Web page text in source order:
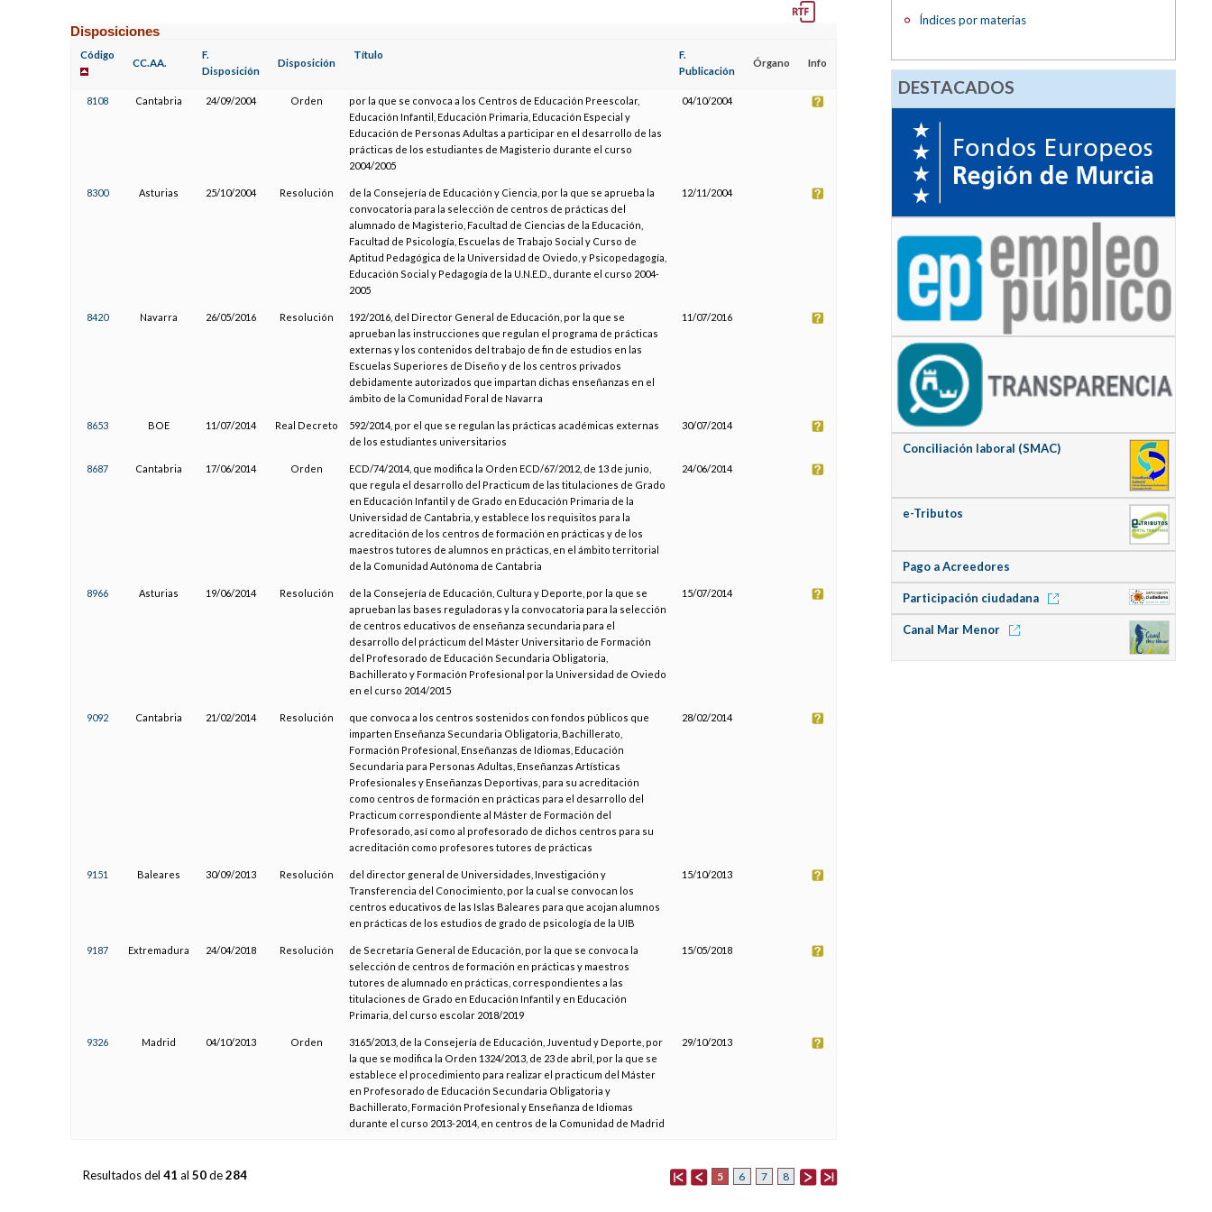
Disposiciones
Código
CC.AA.
F.
Disposición
Disposición
Título
F.
Publicación
Órgano Info
8108 Cantabria 24/09/2004 Orden
por la que se convoca a los Centros de Educación Preescolar,
Educación Infantil, Educación Primaria, Educación Especial y
Educación de Personas Adultas a participar en el desarrollo de las
prácticas de los estudiantes de Magisterio durante el curso
2004/2005
04/10/2004
8300 Asturias 25/10/2004 Resolución
de la Consejería de Educación y Ciencia, por la que se aprueba la
convocatoria para la selección de centros de prácticas del
alumnado de Magisterio, Facultad de Ciencias de la Educación,
Facultad de Psicología, Escuelas de Trabajo Social y Curso de
Aptitud Pedagógica de la Universidad de Oviedo, y Psicopedagogía,
Educación Social y Pedagogía de la U.N.E.D., durante el curso 2004-
2005
12/11/2004
8420 Navarra 26/05/2016 Resolución
192/2016, del Director General de Educación, por la que se
aprueban las instrucciones que regulan el programa de prácticas
externas y los contenidos del trabajo de fin de estudios en las
Escuelas Superiores de Diseño y de los centros privados
debidamente autorizados que impartan dichas enseñanzas en el
ámbito de la Comunidad Foral de Navarra
11/07/2016
8653 BOE 11/07/2014 Real Decreto
592/2014, por el que se regulan las prácticas académicas externas
de los estudiantes universitarios
30/07/2014
8687 Cantabria 17/06/2014 Orden
ECD/74/2014, que modifica la Orden ECD/67/2012, de 13 de junio,
que regula el desarrollo del Practicum de las titulaciones de Grado
en Educación Infantil y de Grado en Educación Primaria de la
Universidad de Cantabria, y establece los requisitos para la
acreditación de los centros de formación en prácticas y de los
maestros tutores de alumnos en prácticas, en el ámbito territorial
de la Comunidad Autónoma de Cantabria
24/06/2014
8966 Asturias 19/06/2014 Resolución
de la Consejería de Educación, Cultura y Deporte, por la que se
aprueban las bases reguladoras y la convocatoria para la selección
de centros educativos de enseñanza secundaria para el
desarrollo del prácticum del Máster Universitario de Formación
del Profesorado de Educación Secundaria Obligatoria,
Bachillerato y Formación Profesional por la Universidad de Oviedo
en el curso 2014/2015
15/07/2014
9092 Cantabria 21/02/2014 Resolución
que convoca a los centros sostenidos con fondos públicos que
imparten Enseñanza Secundaria Obligatoria, Bachillerato,
Formación Profesional, Enseñanzas de Idiomas, Educación
Secundaria para Personas Adultas, Enseñanzas Artísticas
Profesionales y Enseñanzas Deportivas, para su acreditación
como centros de formación en prácticas para el desarrollo del
Practicum correspondiente al Máster de Formación del
Profesorado, así como al profesorado de dichos centros para su
acreditación como profesores tutores de prácticas
28/02/2014
9151 Baleares 30/09/2013 Resolución
del director general de Universidades, Investigación y
Transferencia del Conocimiento, por la cual se convocan los
centros educativos de las Islas Baleares para que acojan alumnos
en prácticas de los estudios de grado de psicología de la UIB
15/10/2013
9187 Extremadura 24/04/2018 Resolución
de Secretaría General de Educación, por la que se convoca la
selección de centros de formación en prácticas y maestros
tutores de alumnado en prácticas, correspondientes a las
titulaciones de Grado en Educación Infantil y en Educación
Primaria, del curso escolar 2018/2019
15/05/2018
9326 Madrid 04/10/2013 Orden
3165/2013, de la Consejería de Educación, Juventud y Deporte, por
la que se modifica la Orden 1324/2013, de 23 de abril, por la que se
establece el procedimiento para realizar el practicum del Máster
en Profesorado de Educación Secundaria Obligatoria y
Bachillerato, Formación Profesional y Enseñanza de Idiomas
durante el curso 2013-2014, en centros de la Comunidad de Madrid
29/10/2013
5 6 7 8
Resultados del 41 al 50de284
Índices por materias
DESTACADOS
Conciliación laboral (SMAC)
e-Tributos
Pago a Acreedores
Participación ciudadana
Canal Mar Menor